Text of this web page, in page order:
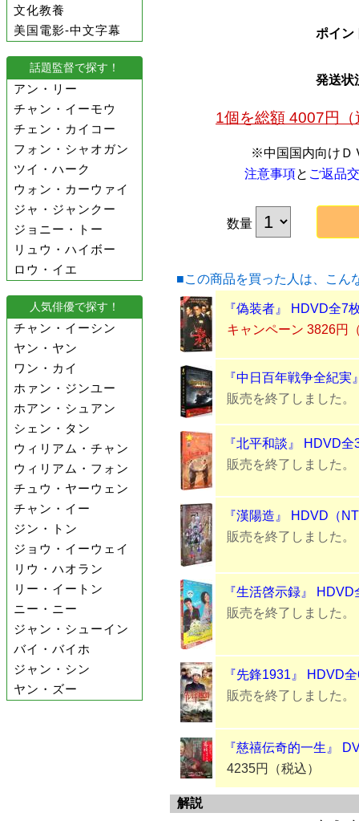
文化教養
美国電影-中文字幕
話題監督で探す！
アン・リー
チャン・イーモウ
チェン・カイコー
フォン・シャオガン
ツイ・ハーク
ウォン・カーウァイ
ジャ・ジャンクー
ジョニー・トー
リュウ・ハイボー
ロウ・イエ
人気俳優で探す！
チャン・イーシン
ヤン・ヤン
ワン・カイ
ホァン・ジンユー
ホアン・シュアン
シェン・タン
ウィリアム・チャン
ウィリアム・フォン
チュウ・ヤーウェン
チャン・イー
ジン・トン
ジョウ・イーウェイ
リウ・ハオラン
リー・イートン
ニー・ニー
ジャン・シューイン
バイ・バイホ
ジャン・シン
ヤン・ズー
ポイン
発送状
1個を総額 4007円
※中国国内向けＤ
注意事項と ご返品
数量
■この商品を買った人は、こん
『偽装者』 HDVD全7
キャンペーン 3826円
『中日百年戦争全紀
販売を終了しました。
『北平和談』 HDVD全
販売を終了しました。
『漢陽造』 HDVD（
販売を終了しました。
『生活啓示録』 HDVD
販売を終了しました。
『先鋒1931』 HDVD
販売を終了しました。
『慈禧伝奇的一生』
4235円（税込）
解説